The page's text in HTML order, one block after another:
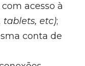
acesso à
tablets, etc);
conta de